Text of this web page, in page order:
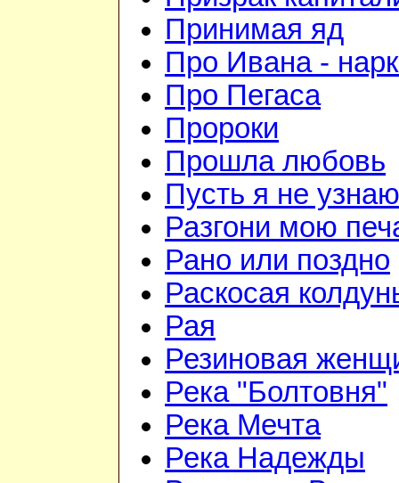
Принимая яд
Про Ивана -
Про Пегаса
Пророки
Прошла любовь
Пусть я не узнаю
Разгони мою
Рано или поздно
Раскосая
Рая
Резиновая
Река "Болтовня"
Река Мечта
Река Надежды